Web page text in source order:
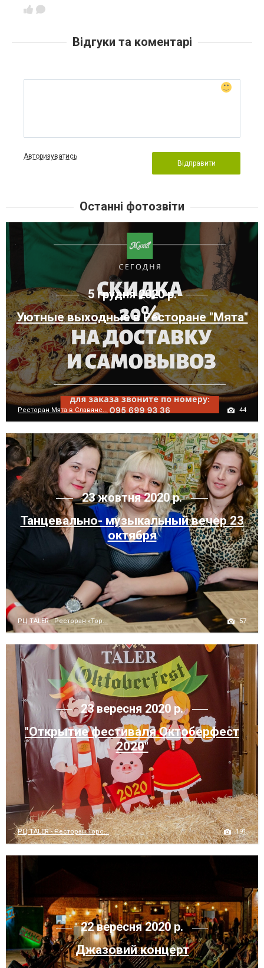
Відгуки та коментарі
Авторизуватись
Відправити
Останні фотозвіти
5 грудня 2020 р.
Уютные выходные в Ресторане "Мята"
Ресторан Мята в Славянс... 44
23 жовтня 2020 р.
Танцевально- музыкальный вечер 23
октября
РЦ TALER - Ресторан «Тор... 57
23 вересня 2020 р.
"Открытие фестиваля Октоберфест
2020"
РЦ TALER - Ресторан Торс... 191
22 вересня 2020 р.
Джазовий концерт